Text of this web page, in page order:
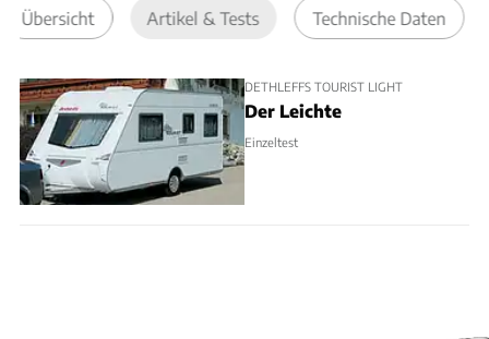
Übersicht Artikel & Tests Technische Daten
DETHLEFFS TOURIST LIGHT
Der Leichte
Einzeltest